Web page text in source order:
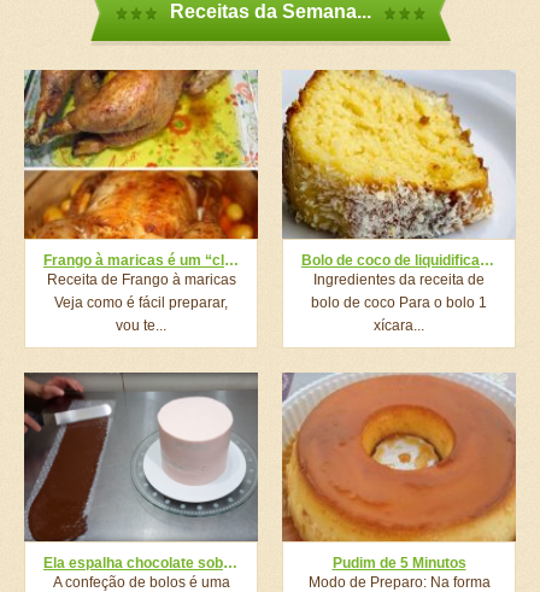
Receitas da Semana...
Frango à maricas é um “clássico”, super suculento e delicioso
Receita de Frango à maricas
Veja como é fácil preparar,
vou te...
Bolo de coco de liquidificador fácil e rápido é só bater os ingredientes e levar ao forno
Ingredientes da receita de
bolo de coco Para o bolo 1
xícara...
Ela espalha chocolate sobre o plástico bolha, agora mantenha seus olhos sobre o bolo…
A confeção de bolos é uma
Pudim de 5 Minutos
Modo de Preparo: Na forma